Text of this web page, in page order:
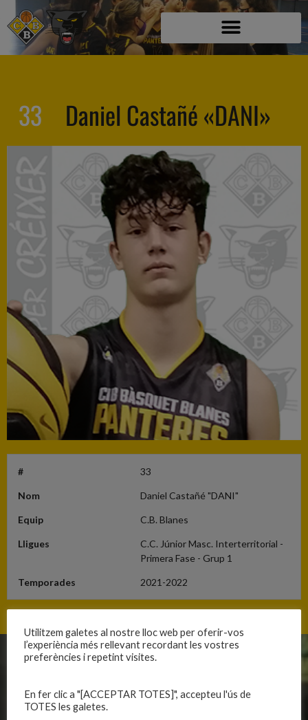
33 Daniel Castañé «DANI»
# 33
Nom Daniel Castañé "DANI"
Equip C.B. Blanes
Lligues
C.C. Júnior Masc. Interterritorial -
Primera Fase - Grup 1
Temporades 2021-2022
CLUB
Història
Organització
Primer equip masculí
Utilitzem galetes al nostre lloc web per oferir-vos
l’experiència més rellevant recordant les vostres
preferències i repetint visites.
En fer clic a "[ACCEPTAR TOTES]", accepteu l'ús de
TOTES les galetes.